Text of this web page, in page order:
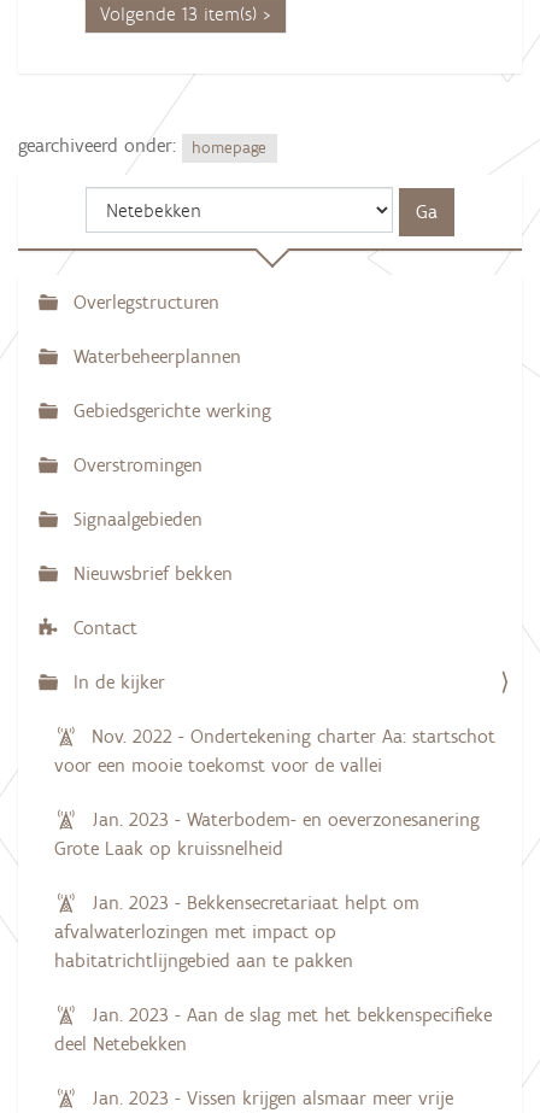
Volgende 13 item(s)
gearchiveerd onder: homepage
N
a
i
g
t
Overlegstructuren
Waterbeheerplannen
Gebiedsgerichte werking
Overstromingen
Signaalgebieden
Nieuwsbrief bekken
Contact
In de kijker
Nov. 2022 - Ondertekening charter Aa: startschot
voor een mooie toekomst voor de vallei
Jan. 2023 - Waterbodem- en oeverzonesanering
Grote Laak op kruissnelheid
Jan. 2023 - Bekkensecretariaat helpt om
afvalwaterlozingen met impact op
habitatrichtlijngebied aan te pakken
Jan. 2023 - Aan de slag met het bekkenspecifieke
deel Netebekken
Jan. 2023 - Vissen krijgen alsmaar meer vrije